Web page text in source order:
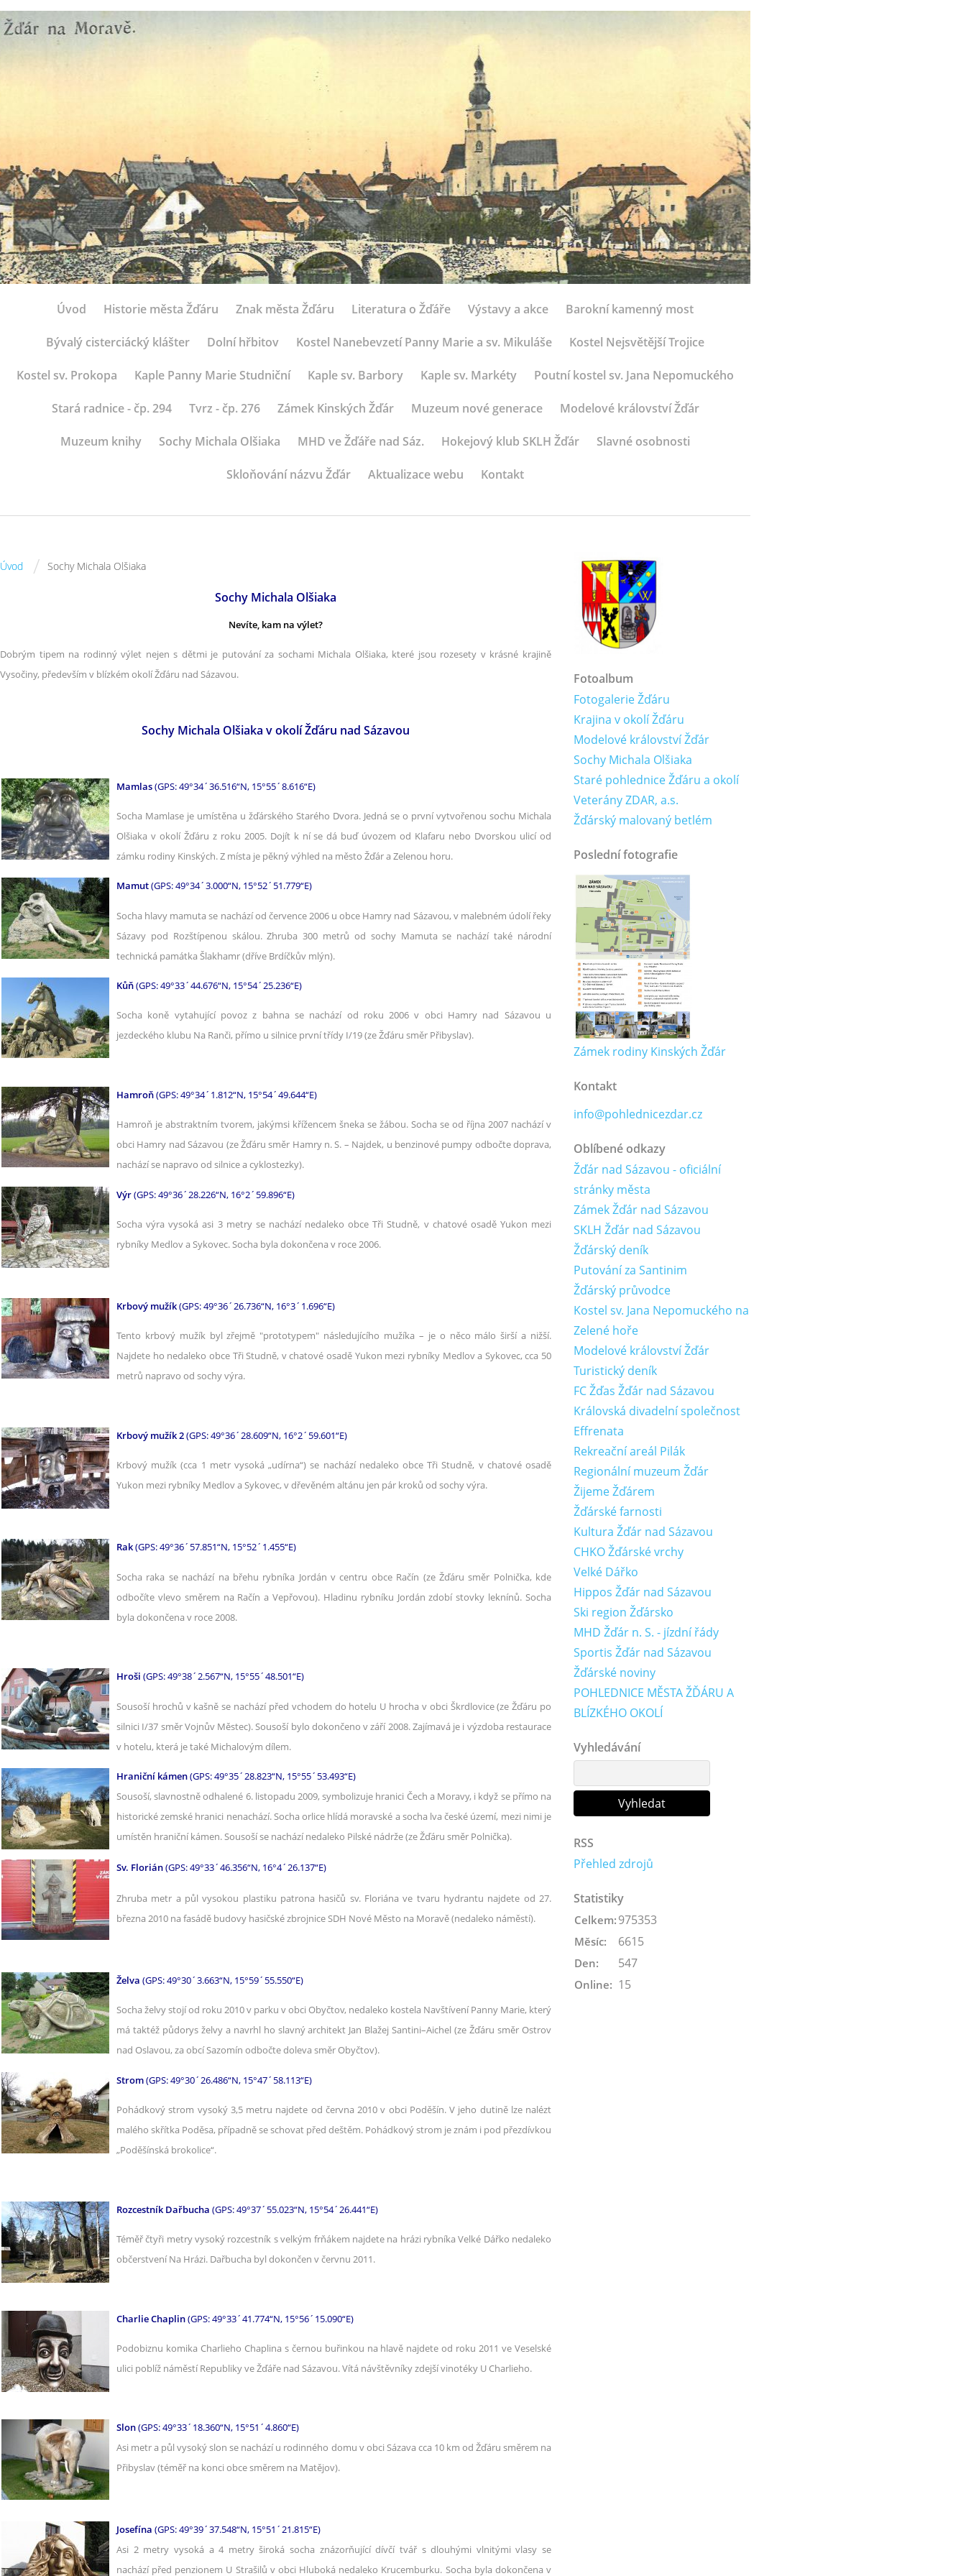
Úvod Historie města Žďáru Znak města Žďáru Literatura o Žďáře Výstavy a akce Barokní kamenný most
Bývalý cisterciácký klášter Dolní hřbitov Kostel Nanebevzetí Panny Marie a sv. Mikuláše Kostel Nejsvětější Trojice
Kostel sv. Prokopa Kaple Panny Marie Studniční Kaple sv. Barbory Kaple sv. Markéty Poutní kostel sv. Jana Nepomuckého
Stará radnice - čp. 294 Tvrz - čp. 276 Zámek Kinských Žďár Muzeum nové generace Modelové království Žďár
Muzeum knihy Sochy Michala Olšiaka MHD ve Žďáře nad Sáz. Hokejový klub SKLH Žďár Slavné osobnosti
Skloňování názvu Žďár Aktualizace webu Kontakt
Úvod / Sochy Michala Olšiaka
Sochy Michala Olšiaka
Nevíte, kam na výlet?
Dobrým tipem na rodinný výlet nejen s dětmi je putování za sochami Michala Olšiaka, které jsou rozesety v krásné krajině
Vysočiny, především v blízkém okolí Žďáru nad Sázavou.
Sochy Michala Olšiaka v okolí Žďáru nad Sázavou
Mamlas(GPS: 49°34´36.516“N, 15°55´8.616“E)
Socha Mamlase je umístěna u žďárského Starého Dvora. Jedná se o první vytvořenou sochu Michala
Olšiaka v okolí Žďáru z roku 2005. Dojít k ní se dá buď úvozem od Klafaru nebo Dvorskou ulicí od
zámku rodiny Kinských. Z místa je pěkný výhled na město Žďár a Zelenou horu.
Mamut(GPS: 49°34´3.000“N, 15°52´51.779“E)
Socha hlavy mamuta se nachází od července 2006 u obce Hamry nad Sázavou, v malebném údolí řeky
Sázavy pod Rozštípenou skálou. Zhruba 300 metrů od sochy Mamuta se nachází také národní
technická památka Šlakhamr (dříve Brdíčkův mlýn).
Kůň(GPS: 49°33´44.676“N, 15°54´25.236“E)
Socha koně vytahující povoz z bahna se nachází od roku 2006 v obci Hamry nad Sázavou u
jezdeckého klubu Na Ranči, přímo u silnice první třídy I/19 (ze Žďáru směr Přibyslav).
Hamroň(GPS: 49°34´1.812“N, 15°54´49.644“E)
Hamroň je abstraktním tvorem, jakýmsi křížencem šneka se žábou. Socha se od října 2007 nachází v
obci Hamry nad Sázavou (ze Žďáru směr Hamry n. S. – Najdek, u benzinové pumpy odbočte doprava,
nachází se napravo od silnice a cyklostezky).
Výr(GPS: 49°36´28.226“N, 16°2´59.896“E)
Socha výra vysoká asi 3 metry se nachází nedaleko obce Tři Studně, v chatové osadě Yukon mezi
rybníky Medlov a Sykovec. Socha byla dokončena v roce 2006.
Krbový mužík(GPS: 49°36´26.736“N, 16°3´1.696“E)
Tento krbový mužík byl zřejmě "prototypem" následujícího mužíka – je o něco málo širší a nižší.
Najdete ho nedaleko obce Tři Studně, v chatové osadě Yukon mezi rybníky Medlov a Sykovec, cca 50
metrů napravo od sochy výra.
Krbový mužík 2(GPS: 49°36´28.609“N, 16°2´59.601“E)
Krbový mužík (cca 1 metr vysoká „udírna“) se nachází nedaleko obce Tři Studně, v chatové osadě
Yukon mezi rybníky Medlov a Sykovec, v dřevěném altánu jen pár kroků od sochy výra.
Rak(GPS: 49°36´57.851“N, 15°52´1.455“E)
Socha raka se nachází na břehu rybníka Jordán v centru obce Račín (ze Žďáru směr Polnička, kde
odbočíte vlevo směrem na Račín a Vepřovou). Hladinu rybníku Jordán zdobí stovky leknínů. Socha
byla dokončena v roce 2008.
Hroši (GPS: 49°38´2.567“N, 15°55´48.501“E)
Sousoší hrochů v kašně se nachází před vchodem do hotelu U hrocha v obci Škrdlovice (ze Žďáru po
silnici I/37 směr Vojnův Městec). Sousoší bylo dokončeno v září 2008. Zajímavá je i výzdoba restaurace
v hotelu, která je také Michalovým dílem.
Hraniční kámen(GPS: 49°35´28.823“N, 15°55´53.493“E)
Sousoší, slavnostně odhalené 6. listopadu 2009, symbolizuje hranici Čech a Moravy, i když se přímo na
historické zemské hranici nenachází. Socha orlice hlídá moravské a socha lva české území, mezi nimi je
umístěn hraniční kámen. Sousoší se nachází nedaleko Pilské nádrže (ze Žďáru směr Polnička).
Sv. Florián(GPS: 49°33´46.356“N, 16°4´26.137“E)
Zhruba metr a půl vysokou plastiku patrona hasičů sv. Floriána ve tvaru hydrantu najdete od 27.
března 2010 na fasádě budovy hasičské zbrojnice SDH Nové Město na Moravě (nedaleko náměstí).
Želva (GPS: 49°30´3.663“N, 15°59´55.550“E)
Socha želvy stojí od roku 2010 v parku v obci Obyčtov, nedaleko kostela Navštívení Panny Marie, který
má taktéž půdorys želvy a navrhl ho slavný architekt Jan Blažej Santini–Aichel (ze Žďáru směr Ostrov
nad Oslavou, za obcí Sazomín odbočte doleva směr Obyčtov).
Strom(GPS: 49°30´26.486“N, 15°47´58.113“E)
Pohádkový strom vysoký 3,5 metru najdete od června 2010 v obci Poděšín. V jeho dutině lze nalézt
malého skřítka Poděsa, případně se schovat před deštěm. Pohádkový strom je znám i pod přezdívkou
„Poděšínská brokolice“.
Rozcestník Dařbucha (GPS: 49°37´55.023“N, 15°54´26.441“E)
Téměř čtyři metry vysoký rozcestník s velkým frňákem najdete na hrázi rybníka Velké Dářko nedaleko
občerstvení Na Hrázi. Dařbucha byl dokončen v červnu 2011.
Charlie Chaplin(GPS: 49°33´41.774“N, 15°56´15.090“E)
Podobiznu komika Charlieho Chaplina s černou buřinkou na hlavě najdete od roku 2011 ve Veselské
ulici poblíž náměstí Republiky ve Žďáře nad Sázavou. Vítá návštěvníky zdejší vinotéky U Charlieho.
Slon(GPS: 49°33´18.360“N, 15°51´4.860“E)
Asi metr a půl vysoký slon se nachází u rodinného domu v obci Sázava cca 10 km od Žďáru směrem na
Přibyslav (téměř na konci obce směrem na Matějov).
Josefína (GPS: 49°39´37.548“N, 15°51´21.815“E)
Asi 2 metry vysoká a 4 metry široká socha znázorňující dívčí tvář s dlouhými vlnitými vlasy se
nachází před penzionem U Strašilů v obci Hluboká nedaleko Krucemburku. Socha byla dokončena v
Fotoalbum
Fotogalerie Žďáru
Krajina v okolí Žďáru
Modelové království Žďár
Sochy Michala Olšiaka
Staré pohlednice Žďáru a okolí
Veterány ZDAR, a.s.
Žďárský malovaný betlém
Poslední fotografie
Zámek rodiny Kinských Žďár
Kontakt
info@pohlednicezdar.cz
Oblíbené odkazy
Žďár nad Sázavou - oficiální
stránky města
Zámek Žďár nad Sázavou
SKLH Žďár nad Sázavou
Žďárský deník
Putování za Santinim
Žďárský průvodce
Kostel sv. Jana Nepomuckého na
Zelené hoře
Modelové království Žďár
Turistický deník
FC Žďas Žďár nad Sázavou
Královská divadelní společnost
Effrenata
Rekreační areál Pilák
Regionální muzeum Žďár
Žijeme Žďárem
Žďárské farnosti
Kultura Žďár nad Sázavou
CHKO Žďárské vrchy
Velké Dářko
Hippos Žďár nad Sázavou
Ski region Žďársko
MHD Žďár n. S. - jízdní řády
Sportis Žďár nad Sázavou
Žďárské noviny
POHLEDNICE MĚSTA ŽĎÁRU A
BLÍZKÉHO OKOLÍ
Vyhledávání
RSS
Přehled zdrojů
Statistiky
Online: 15
Celkem: 975353
Měsíc: 6615
Den: 547